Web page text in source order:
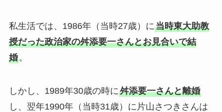
私生活では、1986年（当時27歳）に当時東大助教
授だった政治家の舛添要一さんとお見合いで結
婚。
しかし、1989年30歳の時に舛添要一さんと離婚
し、翌年1990年（当時31歳）に片山さつきさんは